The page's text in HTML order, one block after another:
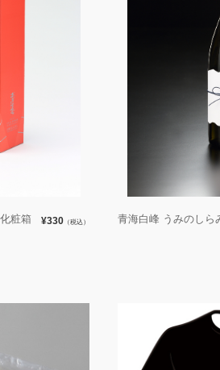
粧箱 ¥330 （税込） 青海白峰 うみのしら